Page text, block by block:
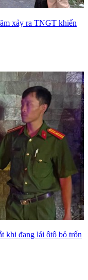
xảy ra TNGT khiến
khi đang lái ôtô bỏ trốn